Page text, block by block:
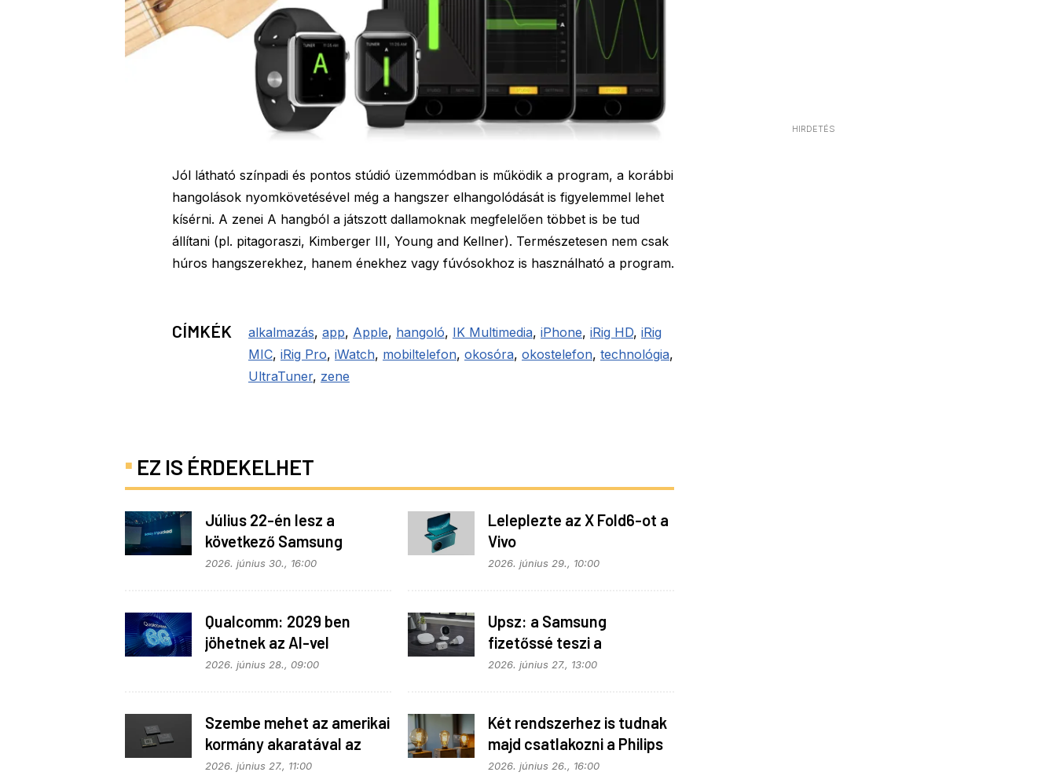
HIRDETÉS
Jól látható színpadi és pontos stúdió üzemmódban is működik a program, a korábbi
hangolások nyomkövetésével még a hangszer elhangolódását is figyelemmel lehet
kísérni. A zenei A hangból a játszott dallamoknak megfelelően többet is be tud
állítani (pl. pitagoraszi, Kimberger III, Young and Kellner). Természetesen nem csak
húros hangszerekhez, hanem énekhez vagy fúvósokhoz is használható a program.
CÍMKÉK alkalmazás, app, Apple, hangoló, IK Multimedia, iPhone, iRig HD, iRig
MIC, iRig Pro, iWatch, mobiltelefon, okosóra, okostelefon, technológia,
UltraTuner, zene
EZ IS ÉRDEKELHET
Július 22-én lesz a
következő Samsung
Galaxy Unpacked – ez
2026. június 30., 16:00
Leleplezte az X Fold6-ot a
Vivo
2026. június 29., 10:00
Qualcomm: 2029 ben
jöhetnek az AI-vel
telepakolt 6G-s telefonok
2026. június 28., 09:00
Upsz: a Samsung
fizetőssé teszi a
SmartThings API
2026. június 27., 13:00
Szembe mehet az amerikai
kormány akaratával az
Apple
2026. június 27., 11:00
Két rendszerhez is tudnak
majd csatlakozni a Philips
Hue égők
2026. június 26., 16:00